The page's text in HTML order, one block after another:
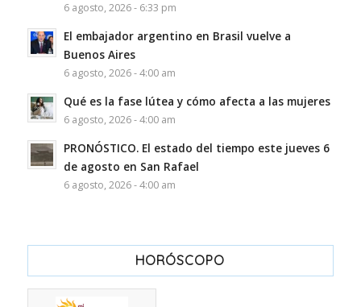
6 agosto, 2026 - 6:33 pm
El embajador argentino en Brasil vuelve a
Buenos Aires
6 agosto, 2026 - 4:00 am
Qué es la fase lútea y cómo afecta a las mujeres
6 agosto, 2026 - 4:00 am
PRONÓSTICO. El estado del tiempo este jueves 6
de agosto en San Rafael
6 agosto, 2026 - 4:00 am
HORÓSCOPO